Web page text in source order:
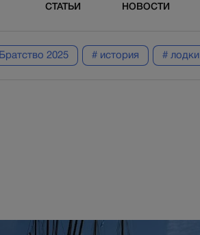
СТАТЬИ НОВОСТИ
2025 # история # лодки